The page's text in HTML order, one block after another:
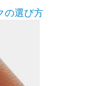
の選び方